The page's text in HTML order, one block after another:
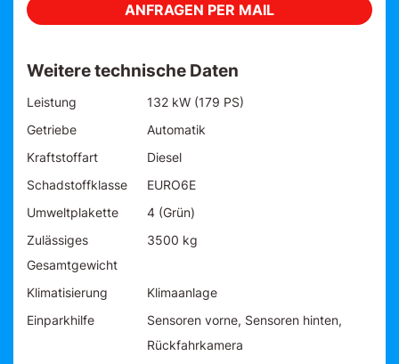
ANFRAGEN PER MAIL
Weitere technische Daten
Leistung
132 kW (179 PS)
Getriebe
Automatik
Kraftstoffart
Diesel
Schadstoffklasse
EURO6E
Umweltplakette
4 (Grün)
Zulässiges
Gesamtgewicht
3500 kg
Klimatisierung
Klimaanlage
Einparkhilfe
Sensoren vorne, Sensoren hinten,
Rückfahrkamera